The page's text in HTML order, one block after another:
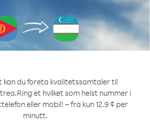
kan du foreta kvalitetssamtaler til
Ring et hvilket som helst nummer i
eller mobil! – fra kun 12.9 ¢ per
minutt.